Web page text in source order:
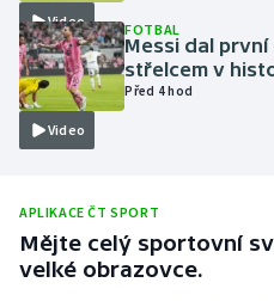
Parasport
Plavání
Ragby
Rychlobruslení
Video
Video
FOTBAL
Messi dal první
střelcem v
Před 4 hod
APLIKACE ČT SPORT
Mějte celý sportovní
velké obrazovce.